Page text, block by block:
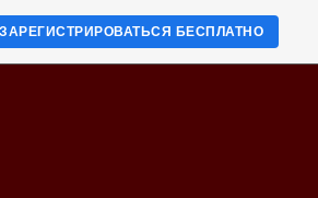
ЗАРЕГИСТРИРОВАТЬСЯ БЕСПЛАТНО